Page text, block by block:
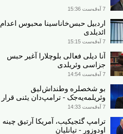
7 آوقوست 15:36
اردبیل حبس‌خاناسینا محبوس اعدام
ائدیلدی
7 آوقوست 15:15
آنا دیلی فعالی بلوچلارا آغیر حبس
جزاسی وئریلدی
7 آوقوست 14:54
بو شخصلره وطنداش‌لیق
وئریلمه‌یه‌جک - ترامپ‌دان یئنی قرار
7 آوقوست 14:33
ترامپ گئجیکیب، آمریکا آرتیق چینه
اودوزور - تیانلیان